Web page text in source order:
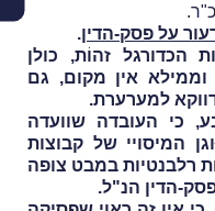
על פסק-הדין.
הכדורגל זהוֹת, כולן
וממילא אין מקום, גם
למערערת.
כי העובדה שוועדה
המיסויי של קבוצות
רלבנטיות במבט צופה
הדין הנ"ל.